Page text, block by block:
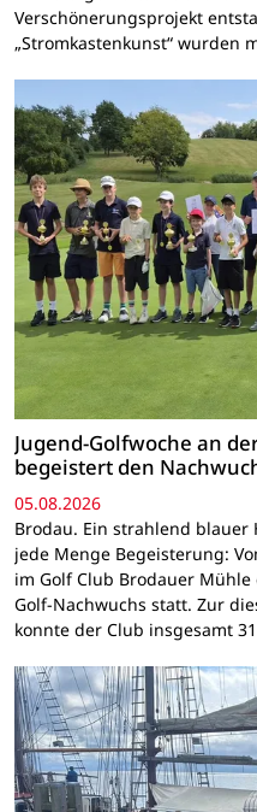
Verschönerungsprojekt
„Stromkastenkunst“ wurden
Jugend-Golfwoche an
begeistert den
05.08.2026
Brodau. Ein strahlend blauer
jede Menge Begeisterung:
im Golf Club Brodauer
Golf-Nachwuchs statt. Zur
konnte der Club insgesamt